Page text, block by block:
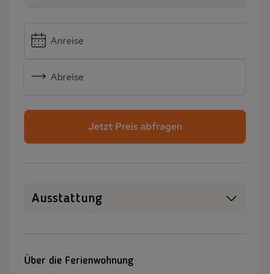
Anreise
Abreise
Jetzt Preis abfragen
Ausstattung
Über die Ferienwohnung